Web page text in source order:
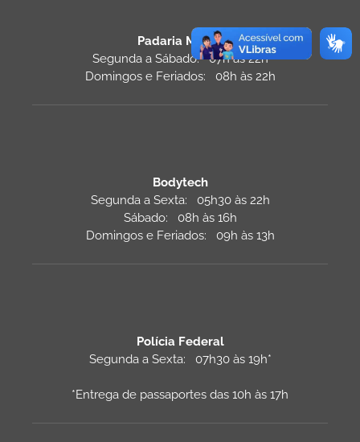
Padaria Monza
Segunda a Sábado: 07h às 22h
Domingos e Feriados: 08h às 22h
Bodytech
Segunda a Sexta: 05h30 às 22h
Sábado: 08h às 16h
Domingos e Feriados: 09h às 13h
Polícia Federal
Segunda a Sexta: 07h30 às 19h*
*Entrega de passaportes das 10h às 17h